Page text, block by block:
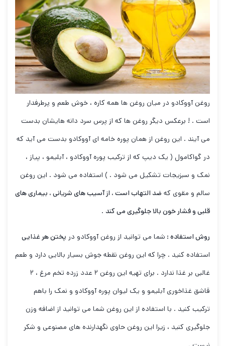
روغن آووکادو در میان روغن ها همه کاره ، خوش طعم و پرطرفدار
است . ! برعکس دیگر روغن ها که از پرس سرد دانه هایشان بدست
می آیند . این روغن از همان پوره خامه ای آووکادو بدست می آید که
در گواکامول ( یک دیپ که از ترکیب پوره آووکادو ، آبلیمو ، پیاز ،
نمک و سبزیجات تشکیل می شود . ) استفاده می شود . این روغن
سالم و مقوی که ضد التهاب است ، از آسیب های شریانی ، بیماری های
قلبی و فشار خون بالا جلوگیری می کند .
روش استفاده : شما می توانید از روغن آووکادو در پختن هر غذایی
استفاده کنید . چرا که این روغن نقطه جوش بسیار بالایی دارد و طعم
غالبی بر غذا ندارد . برای تهیه این روغن ۲ عدد زرده تخم مرغ ، ۲
قاشق غذاخوری آبلیمو و یک لیوان پوره آووکادو و نمک را باهم
ترکیب کنید . با استفاده از این روغن شما می توانید از اضافه وزن
جلوگیری کنید ، زیرا این روغن حاوی نگهدارنده های مصنوعی و شکر